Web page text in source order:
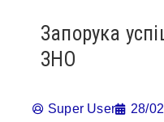
Запорука
ЗНО
Super User 28/